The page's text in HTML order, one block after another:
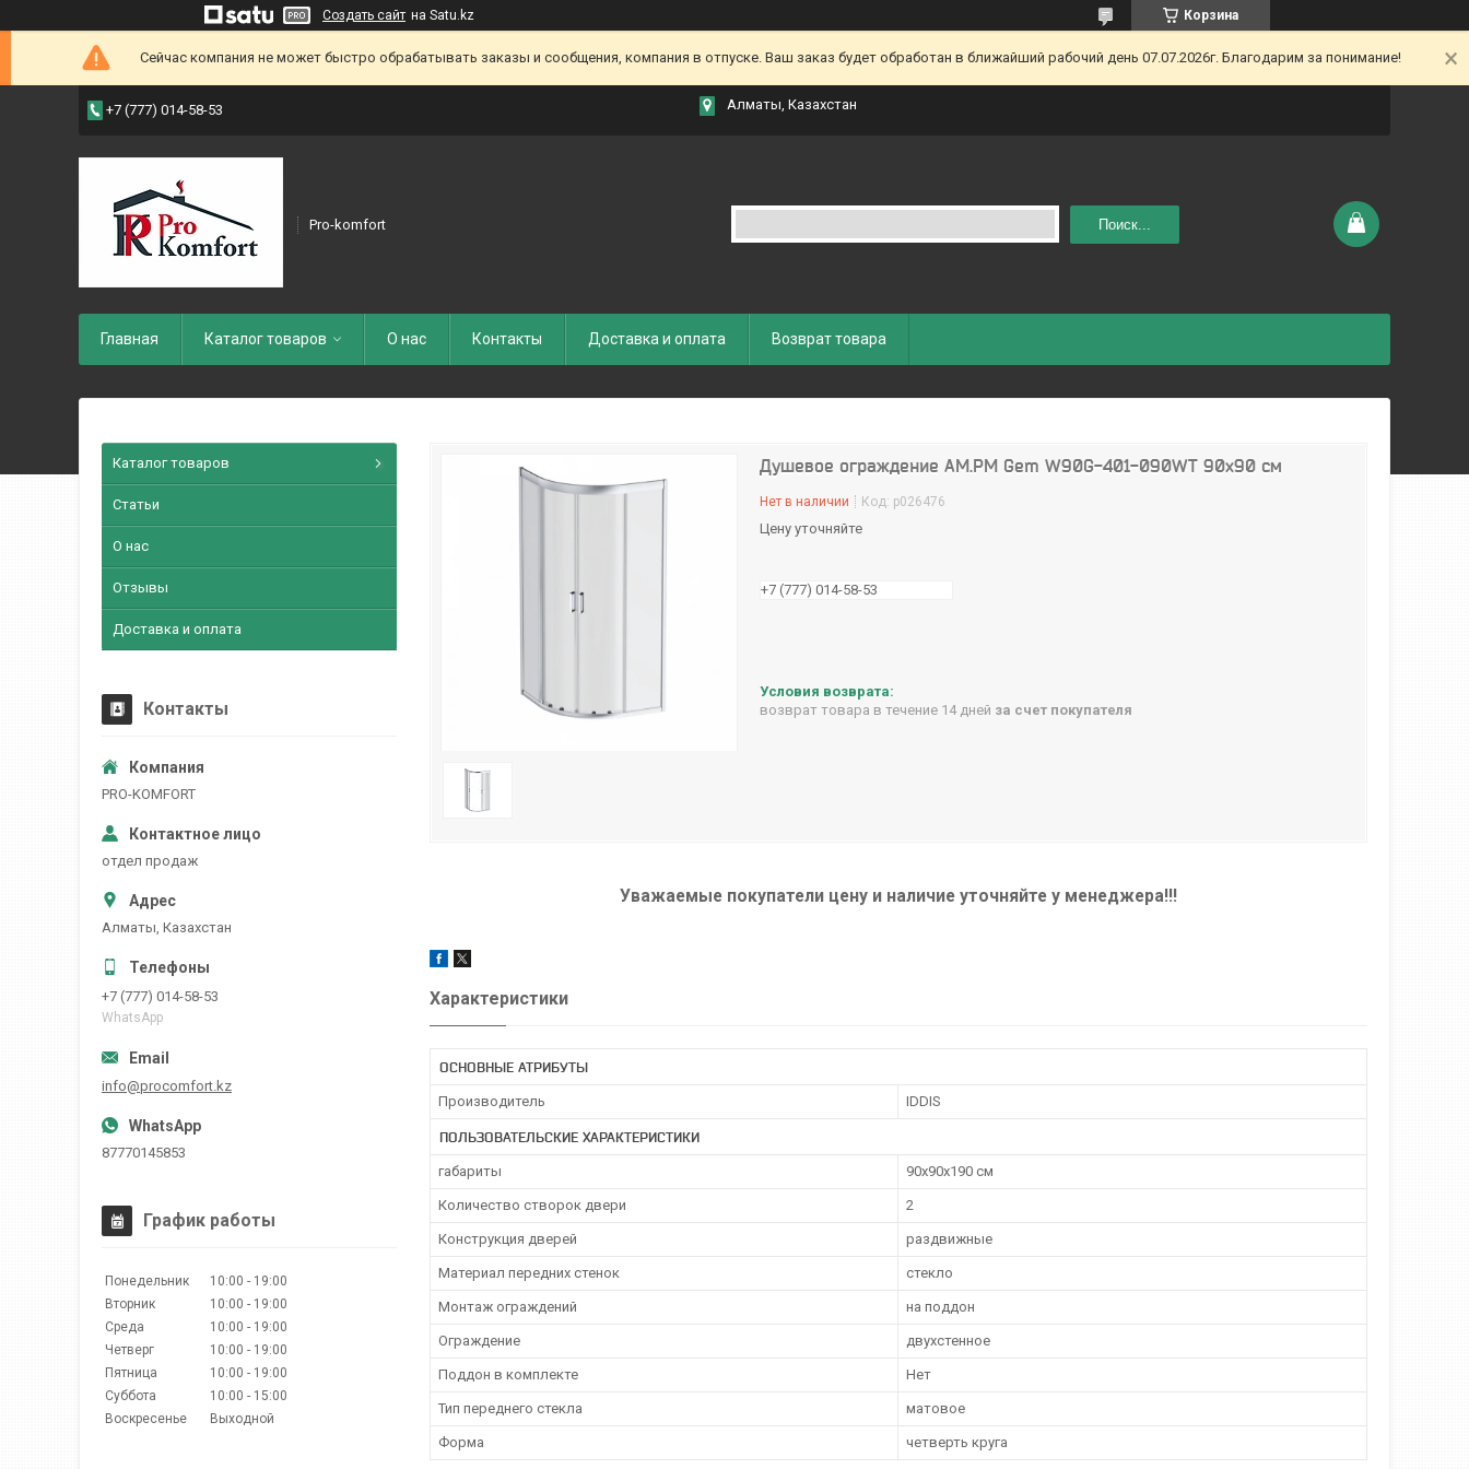
Создать сайт на Satu.kz Корзина
Сейчас компания не может быстро обрабатывать заказы и сообщения, компания в отпуске. Ваш заказ будет обработан в ближайший рабочий день 07.07.2026г. Благодарим за понимание!
+7 (777) 014-58-53 Алматы, Казахстан
Pro-komfort Поиск...
Главная Каталог товаров О нас Контакты Доставка и оплата Возврат товара
Душевое ограждение AM.PM Gem W90G-401-090WT 90х90 см
Нет в наличии Код: p026476
Цену уточняйте
+7 (777) 014-58-53
возврат товара в течение 14 дней за счет покупателя
Уважаемые покупатели цену и наличие уточняйте у менеджера!!!
Характеристики
ОСНОВНЫЕ АТРИБУТЫ
Производитель IDDIS
ПОЛЬЗОВАТЕЛЬСКИЕ ХАРАКТЕРИСТИКИ
габариты 90x90x190 см
Количество створок двери 2
Конструкция дверей раздвижные
Материал передних стенок стекло
Монтаж ограждений на поддон
Ограждение двухстенное
Поддон в комплекте Нет
Тип переднего стекла матовое
Форма четверть круга
Каталог товаров
Статьи
О нас
Отзывы
Доставка и оплата
Контакты
PRO-KOMFORT
отдел продаж
Алматы, Казахстан
+7 (777) 014-58-53
WhatsApp
info@procomfort.kz
87770145853
График работы
Понедельник 10:00
19:00
Вторник
10:00
19:00
Среда
10:00
19:00
Четверг
10:00
19:00
Пятница
10:00
19:00
Суббота
10:00
15:00
Воскресенье
Выходной